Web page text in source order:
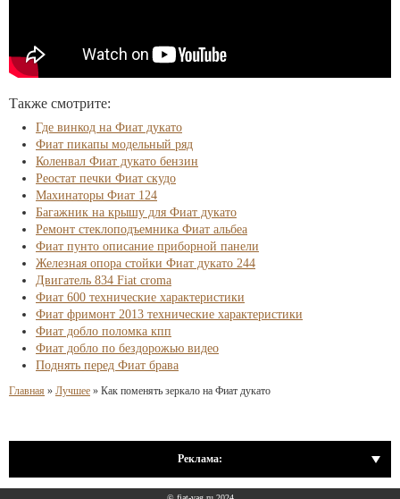
Также смотрите:
Где винкод на Фиат дукато
Фиат пикапы модельный ряд
Коленвал Фиат дукато бензин
Реостат печки Фиат скудо
Махинаторы Фиат 124
Багажник на крышу для Фиат дукато
Ремонт стеклоподъемника Фиат альбеа
Фиат пунто описание приборной панели
Железная опора стойки Фиат дукато 244
Двигатель 834 Fiat croma
Фиат 600 технические характеристики
Фиат фримонт 2013 технические характеристики
Фиат добло поломка кпп
Фиат добло по бездорожью видео
Поднять перед Фиат брава
Главная » Лучшее » Как поменять зеркало на Фиат дукато
Реклама: